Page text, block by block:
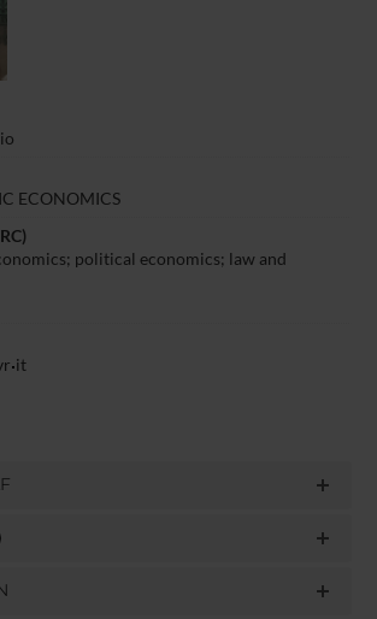
ECONOMICS
political economics; law and
it